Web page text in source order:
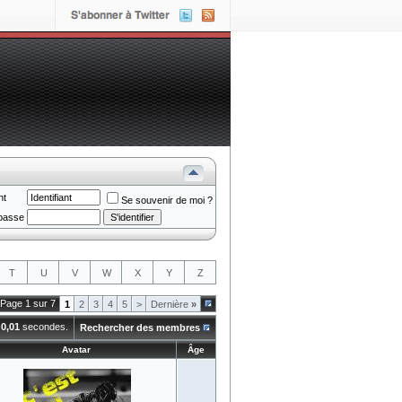
Se souvenir de moi ?
T U V W X Y Z
Page 1 sur 7 1 2 3 4 5 > Dernière »
0,01 secondes. Rechercher des membres
Avatar Âge